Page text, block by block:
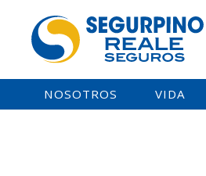
NOSOTROS VIDA